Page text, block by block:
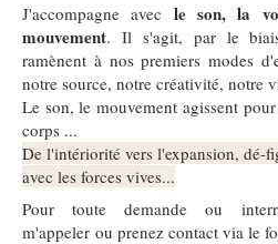
J'accompagne avecle son, la
mouvement. Il s'agit, par le
ramènent à nos premiers modes
notre source, notre créativité, notre
Le son, le mouvement agissent
corps ...
De l'intériorité vers l'expansion, dé-
avec les forces vives...
Pour toute demande ou
m'appeler ou prenez contact via le